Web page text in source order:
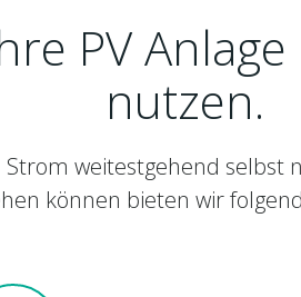
PV
nutzen.
weitestgehend selbst
können bieten wir